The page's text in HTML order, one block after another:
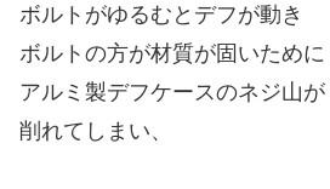
ボルトがゆるむとデフが動き
ボルトの方が材質が固いために
アルミ製デフケースのネジ山が
削れてしまい、